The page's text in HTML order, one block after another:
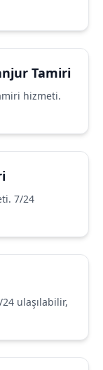
Tamiri
hizmeti.
7/24
ulaşılabilir,